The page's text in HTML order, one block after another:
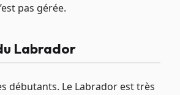
pas gérée.
Labrador
débutants. Le Labrador est très